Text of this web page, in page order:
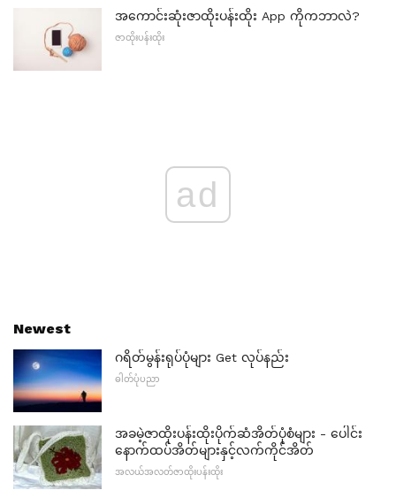
အကောင်းဆုံးဇာထိုးပန်းထိုး App ကိုကဘာလဲ?
ဇာထိုးပန်းထိုး
ad
Newest
ဂရိတ်မွန်းရုပ်ပုံများ Get လုပ်နည်း
ဓါတ်ပုံပညာ
အခမဲ့ဇာထိုးပန်းထိုးပိုက်ဆံအိတ်ပုံစံများ - ပေါင်း
နောက်ထပ်အိတ်များနှင့်လက်ကိုင်အိတ်
အလယ်အလတ်ဇာထိုးပန်းထိုး